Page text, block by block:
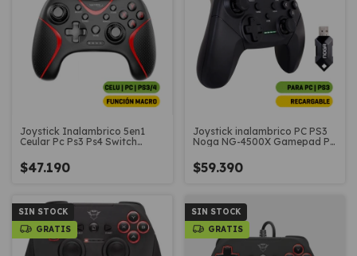
Joystick Inalambrico 5en1
Ceular Pc Ps3 Ps4 Switch
$47.190
Joystick inalambrico PC PS3
Noga NG-4500X Gamepad PC
$59.390
SIN STOCK
GRATIS
SIN STOCK
GRATIS